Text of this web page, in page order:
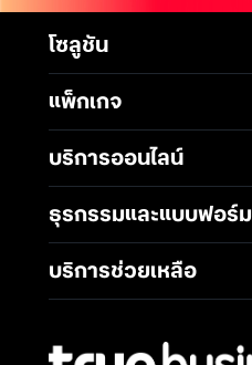
โซลูชัน
Mobile
5G Infrastructure
Broadband Internet
Business Network
Wireless Network
International Gateway
Communications
แพ็กเกจ
แพ็กเกจมือถือ
โซลูชันสำหรับ SME
บริการออนไลน์
ธุรกรรมและแบบฟอร์ม
ช่องทางการชำระค่าบริการ
การโอนกรรมสิทธิ์
บริการช่วยเหลือ
คำถามที่พบบ่อย